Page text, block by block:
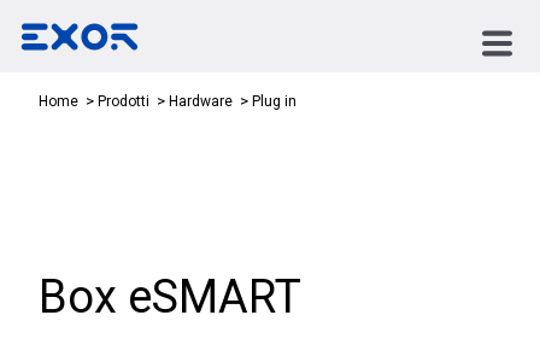
Home Prodotti Hardware Plug in
Box eSMART